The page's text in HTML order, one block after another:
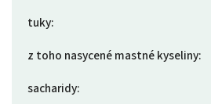
tuky:
z toho nasycené mastné kyseliny:
sacharidy: